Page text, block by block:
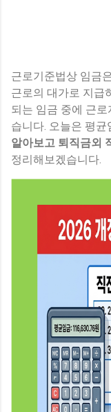
근로기준법상 임금
근로의 대가로 지급
되는 임금 중에 근
습니다. 오늘은 평
알아보고 퇴직금외
정리해보겠습니다.